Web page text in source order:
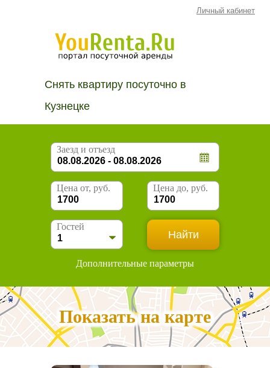
Личный кабинет
Снять квартиру посуточно в
Кузнецке
Заезд и отъезд
Цена от, руб. Цена до, руб.
Гостей
Дополнительные параметры
Показать на карте